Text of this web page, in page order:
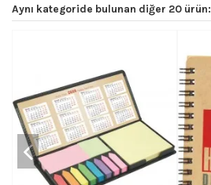
Aynı kategoride bulunan diğer 20 ürün: